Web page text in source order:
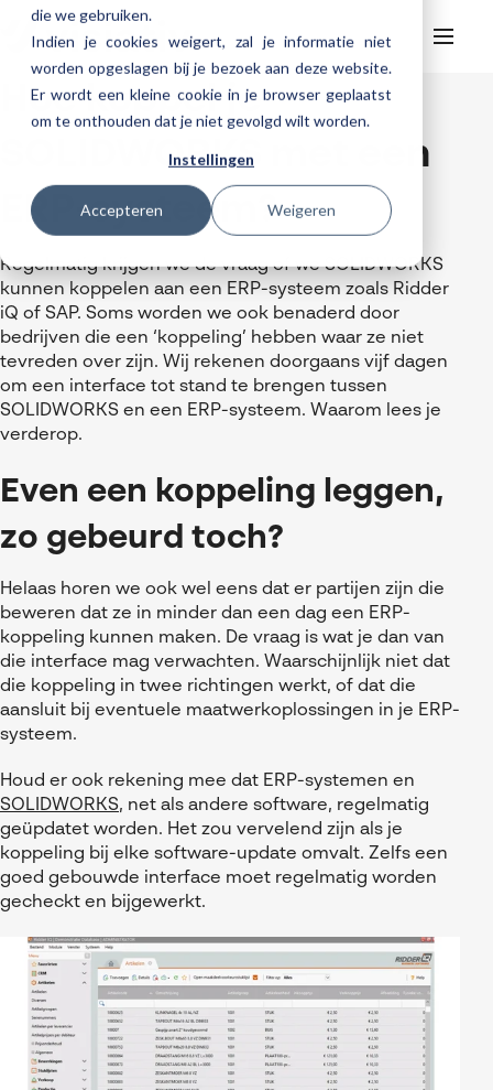
die we gebruiken.
Indien je cookies weigert, zal je informatie niet
worden opgeslagen bij je bezoek aan deze website.
Er wordt een kleine cookie in je browser geplaatst
om te onthouden dat je niet gevolgd wilt worden.
Instellingen
Accepteren Weigeren
HelpdeskWebinars
SOLIDWORKS Design
AI in SOLIDWORKS Design
Cloud services gratis activeren
SOLIDWORKS Design Ultimate
CATIA
3DEXPERIENCE
nTopology
DriveWorks
DraftSight
Manufacturing
DELMIA
SOLIDWORKS CAM
Databeheer & PLM
SOLIDWORKS PDM
Visiativ PLM
ENOVIA
Virtueel testen
3DEXPERIENCE Cloud Simulation
SOLIDWORKS Simulation
Consultancy diensten
Meer
SOLIDWORKS Composer
SOLIDWORKS Visualize
SOLIDWORKS Electrical
Visiativ Customer Service
Spare Parts Platform
CATIA Composer
myPDMtools
Cloud services for SOLIDWORKS
Cloudmigratie
Trainingen
3DEXPERIENCE trainingen
Trainingskalender
Helpdesk
My Visiativ Login
Onderhoudscontract SOLIDWORKS
Download SOLIDWORKS 2025
Over Visiativ
Ons bedrijf
Werken bij Visiativ
Nieuws
MyCAD Day 2026
Referenties
Acties en promoties
Kennis
FAQs SOLIDWORKS
Downloads
Contact
Hoe koppel je
SOLIDWORKS met een
ERP-systeem?
Regelmatig krijgen we de vraag of we SOLIDWORKS
kunnen koppelen aan een ERP-systeem zoals Ridder
iQ of SAP. Soms worden we ook benaderd door
bedrijven die een ‘koppeling’ hebben waar ze niet
tevreden over zijn. Wij rekenen doorgaans vijf dagen
om een interface tot stand te brengen tussen
SOLIDWORKS en een ERP-systeem. Waarom lees je
verderop.
Even een koppeling leggen,
zo gebeurd toch?
Helaas horen we ook wel eens dat er partijen zijn die
beweren dat ze in minder dan een dag een ERP-
koppeling kunnen maken. De vraag is wat je dan van
die interface mag verwachten. Waarschijnlijk niet dat
die koppeling in twee richtingen werkt, of dat die
aansluit bij eventuele maatwerkoplossingen in je ERP-
systeem.
Houd er ook rekening mee dat ERP-systemen en
SOLIDWORKS, net als andere software, regelmatig
geüpdatet worden. Het zou vervelend zijn als je
koppeling bij elke software-update omvalt. Zelfs een
goed gebouwde interface moet regelmatig worden
gecheckt en bijgewerkt.